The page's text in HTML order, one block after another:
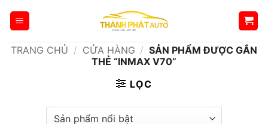
qua
dungTRANG CHỦ / CỬA HÀNG / SẢN PHẨM ĐƯỢC GẮN
THẺ “INMAX V70”
LỌC